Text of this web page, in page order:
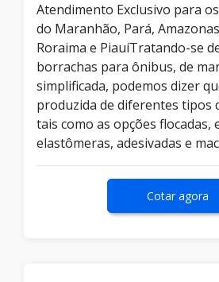
Atendimento Exclusivo para
do Maranhão, Pará,
Roraima e PiauíTratando-se
borrachas para ônibus, de
simplificada, podemos dizer
produzida de diferentes tipos
tais como as opções flocadas,
elastômeras, adesivadas e
Cotar agora